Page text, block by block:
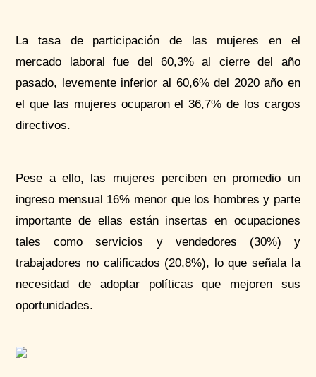
La tasa de participación de las mujeres en el
mercado laboral fue del 60,3% al cierre del año
pasado, levemente inferior al 60,6% del 2020 año en
el que las mujeres ocuparon el 36,7% de los cargos
directivos.
Pese a ello, las mujeres perciben en promedio un
ingreso mensual 16% menor que los hombres y parte
importante de ellas están insertas en ocupaciones
tales como servicios y vendedores (30%) y
trabajadores no calificados (20,8%), lo que señala la
necesidad de adoptar políticas que mejoren sus
oportunidades.